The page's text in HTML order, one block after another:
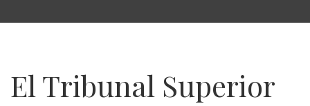
El Tribunal Superior